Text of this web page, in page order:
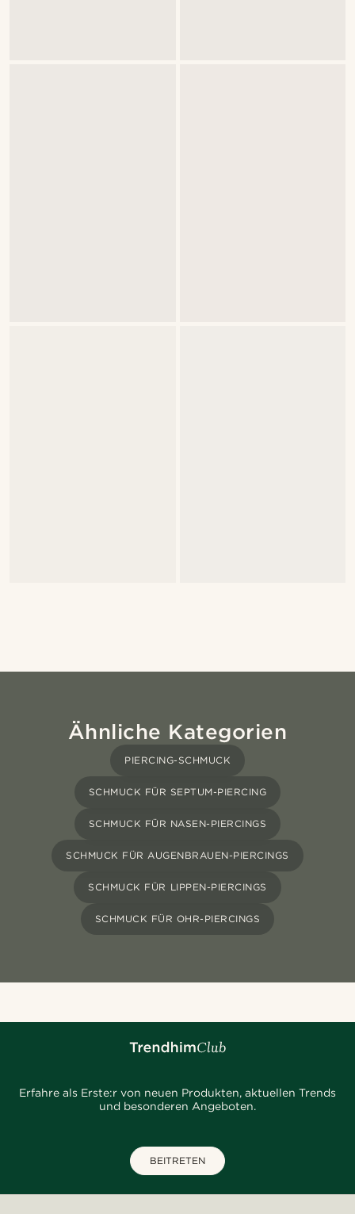
Ähnliche Kategorien
PIERCING-SCHMUCK
SCHMUCK FÜR SEPTUM-PIERCING
SCHMUCK FÜR NASEN-PIERCINGS
SCHMUCK FÜR AUGENBRAUEN-PIERCINGS
SCHMUCK FÜR LIPPEN-PIERCINGS
SCHMUCK FÜR OHR-PIERCINGS
Erfahre als Erste:r von neuen Produkten, aktuellen Trends
und besonderen Angeboten.
BEITRETEN